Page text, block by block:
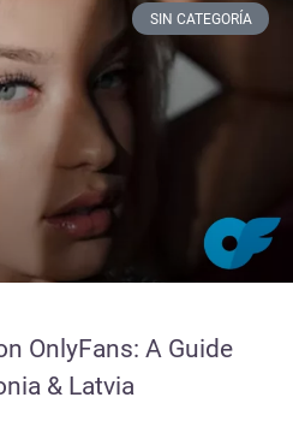
SIN CATEGORÍA
OnlyFans: A Guide
& Latvia